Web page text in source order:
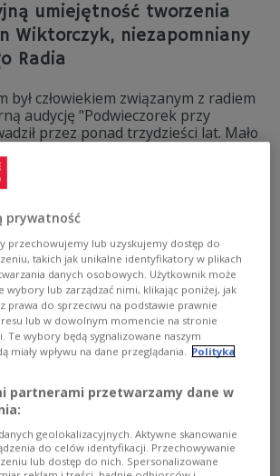
umiejętność tworzenia
Wiktorczyk, niezapomniany
Radia
był człowiekiem związanym z radiem
audycję "Podwieczorek przy
przez ponad trzydzieści lat. Mało
a nawet zagrał w komedii "Miś"
Zenon Wiktorczyk zmarł 29 lat temu.
Polskie Radio
Powstanie Warszawskie
Arcymistrz szmiry, którą
prywatność
przechowujemy lub uzyskujemy dostęp do
takich jak unikalne identyfikatory w plikach
danych osobowych. Użytkownik może
wybory lub zarządzać nimi, klikając poniżej, jak
prawa do sprzeciwu na podstawie prawnie
lub w dowolnym momencie na stronie
Te wybory będą sygnalizowane naszym
miały wpływu na dane przeglądania. Polityka
partnerami przetwarzamy dane w
geolokalizacyjnych. Aktywne skanowanie
do celów identyfikacji. Przechowywanie
lub dostęp do nich. Spersonalizowane